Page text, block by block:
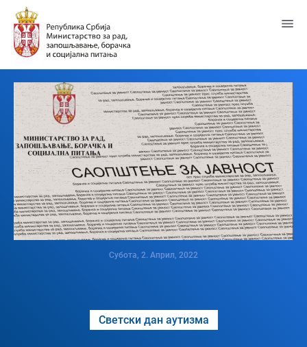
Пређи
главни
садржај
Субота, 2. Април, 2022
Светски дан аутизма